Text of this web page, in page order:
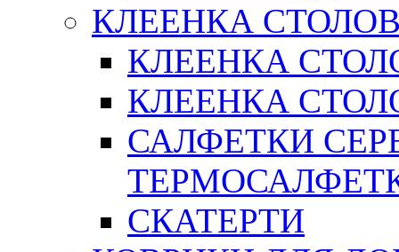
КЛЕЕНКА
КЛЕЕНКА
КЛЕЕНКА
САЛФЕТКИ
СКАТЕРТИ